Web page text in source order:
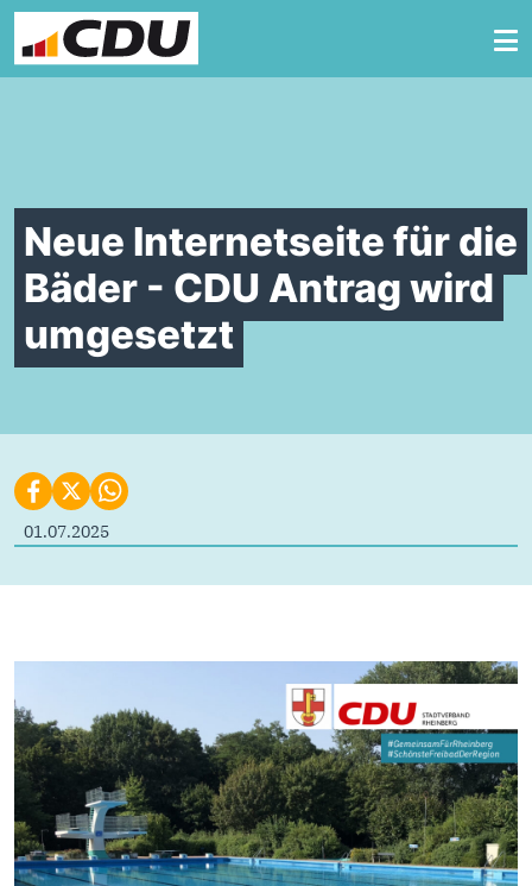
Zum Inhalt springen
Neue Internetseite für die
Bäder - CDU Antrag wird
umgesetzt
01.07.2025